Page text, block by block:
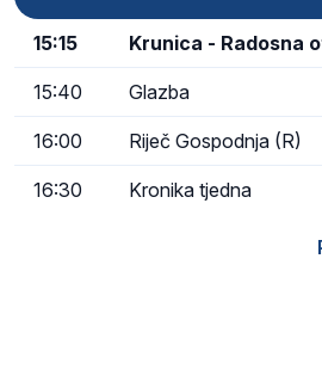
15:15 Krunica - Radosna
15:40 Glazba
16:00 Riječ Gospodnja (R)
16:30 Kronika tjedna